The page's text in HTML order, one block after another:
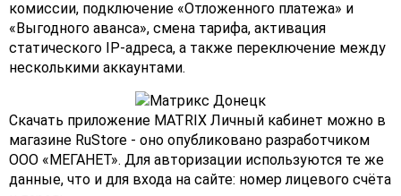
комиссии, подключение «Отложенного платежа» и
«Выгодного аванса», смена тарифа, активация
статического IP-адреса, а также переключение между
несколькими аккаунтами.
Скачать приложение MATRIX Личный кабинет можно в
магазине RuStore - оно опубликовано разработчиком
ООО «МЕГАНЕТ». Для авторизации используются те же
данные, что и для входа на сайте: номер лицевого счёта